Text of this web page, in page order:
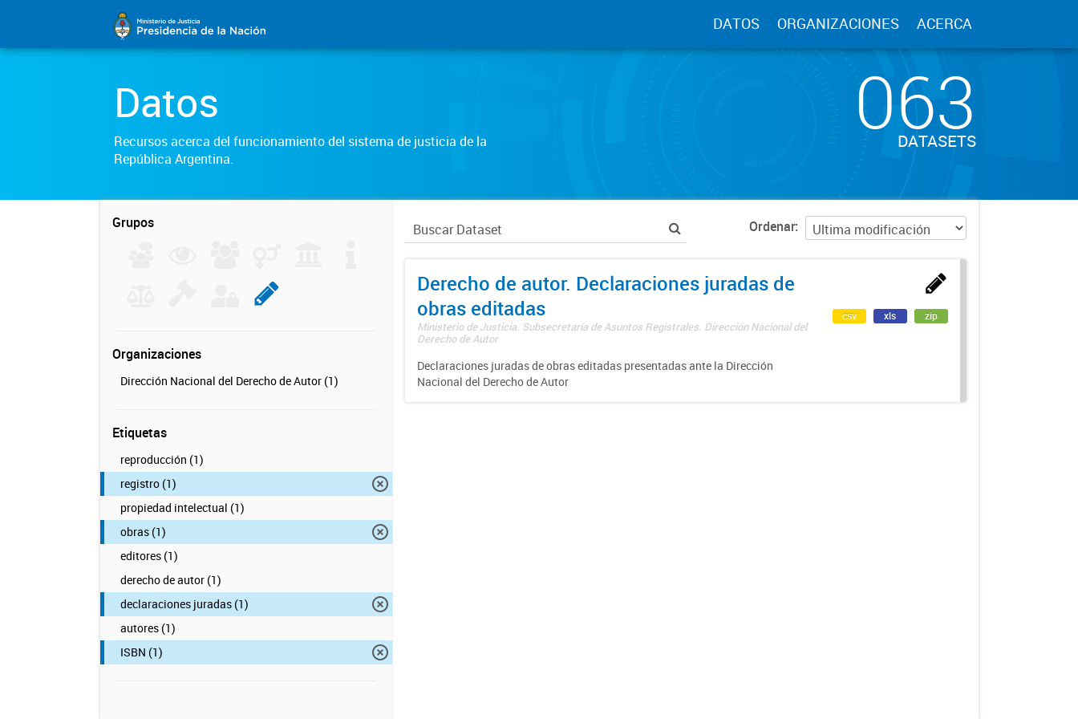
DATOS ORGANIZACIONES ACERCA
Datos
Recursos acerca del funcionamiento del sistema de justicia de la
República Argentina.
063
DATASETS
Grupos
Organizaciones
Dirección Nacional del Derecho de Autor (1)
Etiquetas
reproducción (1)
registro (1)
propiedad intelectual (1)
obras (1)
editores (1)
derecho de autor (1)
declaraciones juradas (1)
autores (1)
ISBN (1)
Ordenar
Derecho de autor. Declaraciones juradas de
obras editadas
Ministerio de Justicia. Subsecretaría de Asuntos Registrales. Dirección Nacional del
Derecho de Autor
Declaraciones juradas de obras editadas presentadas ante la Dirección
Nacional del Derecho de Autor
csv xls zip